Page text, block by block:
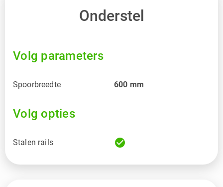
Onderstel
Volg parameters
Spoorbreedte 600 mm
Volg opties
Stalen rails check_circle